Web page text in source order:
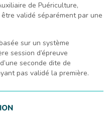
de Puériculture,
validé séparément par une
sur un système
session d’épreuve
seconde dite de
pas validé la première.